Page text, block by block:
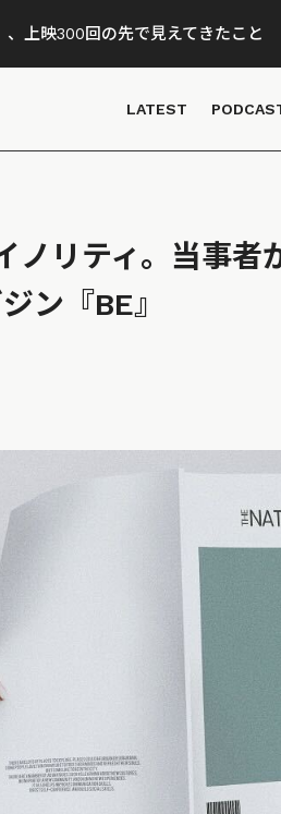
、上映300回の先で見えてきたこと
LATEST
ノリティ。当事者
ン『BE』